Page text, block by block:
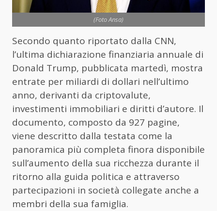
(Foto Ansa)
Secondo quanto riportato dalla CNN,
l’ultima dichiarazione finanziaria annuale di
Donald Trump, pubblicata martedì, mostra
entrate per miliardi di dollari nell’ultimo
anno, derivanti da criptovalute,
investimenti immobiliari e diritti d’autore. Il
documento, composto da 927 pagine,
viene descritto dalla testata come la
panoramica più completa finora disponibile
sull’aumento della sua ricchezza durante il
ritorno alla guida politica e attraverso
partecipazioni in società collegate anche a
membri della sua famiglia.